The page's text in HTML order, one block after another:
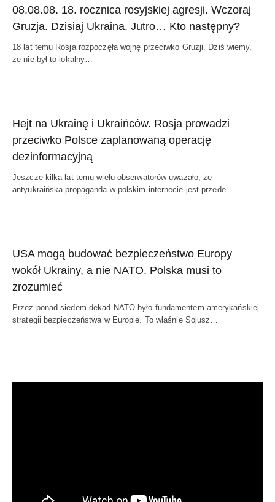
08.08.08. 18. rocznica rosyjskiej agresji. Wczoraj
Gruzja. Dzisiaj Ukraina. Jutro… Kto następny?
18 lat temu Rosja rozpoczęła wojnę przeciwko Gruzji. Dziś wiemy,
że nie był to lokalny…
Hejt na Ukrainę i Ukraińców. Rosja prowadzi
przeciwko Polsce zaplanowaną operację
dezinformacyjną
Jeszcze kilka lat temu wielu obserwatorów uważało, że
antyukraińska propaganda w polskim internecie jest przede…
USA mogą budować bezpieczeństwo Europy
wokół Ukrainy, a nie NATO. Polska musi to
zrozumieć
Przez ponad siedem dekad NATO było fundamentem amerykańskiej
strategii bezpieczeństwa w Europie. To właśnie Sojusz…